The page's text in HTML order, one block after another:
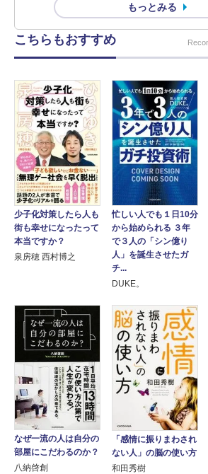
もっとみる
こちらもおすすめ
少子化対策したら人も
街も幸せになったって
本当ですか？
泉房穂 西村博之
忙しい人でも１日10分
から始められる ３年
で３人の「シン億り
人」を誕生させたガ
チ...
DUKE。
なぜ一流の人は自分の
部屋にこだわるのか？
八納啓創
「感情に振りまわされ
ない人」の脳の使い方
和田秀樹